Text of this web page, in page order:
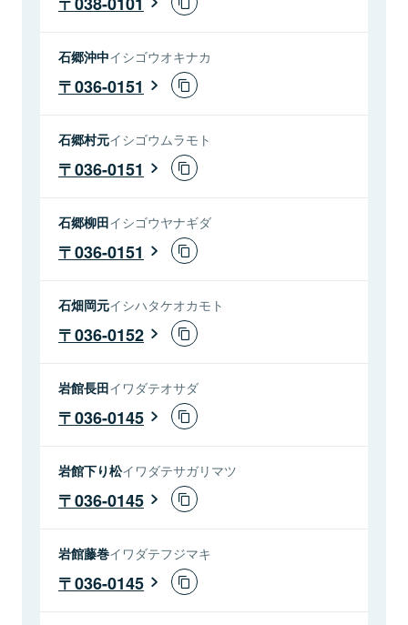
石郷沖中イシゴウオキナカ
036-0151
石郷村元イシゴウムラモト
036-0151
石郷柳田イシゴウヤナギダ
036-0151
石畑岡元イシハタケオカモト
036-0152
岩館長田イワダテオサダ
036-0145
岩館下り松イワダテサガリマツ
036-0145
岩館藤巻イワダテフジマキ
036-0145